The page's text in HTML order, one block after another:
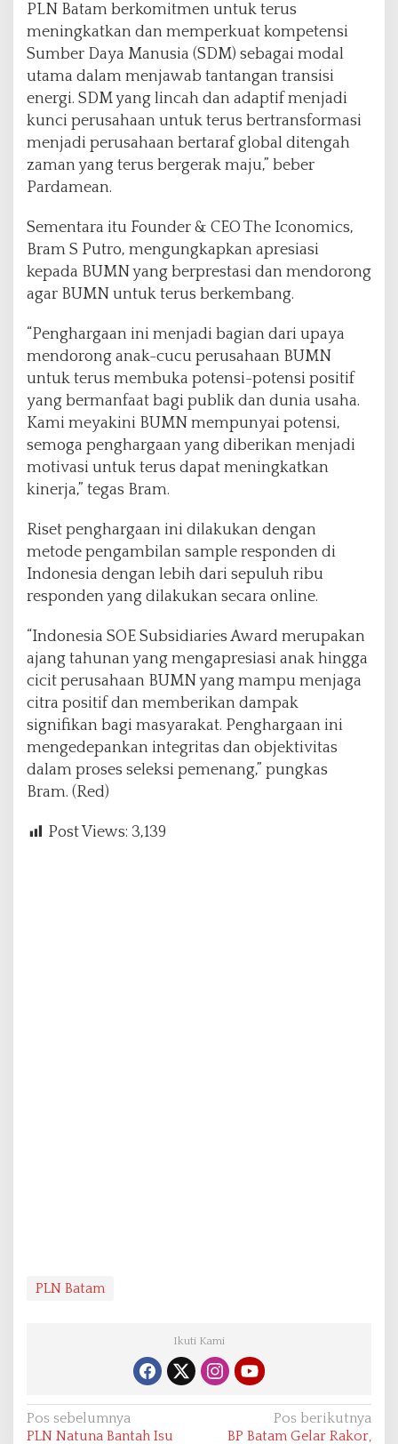
PLN Batam berkomitmen untuk terus
meningkatkan dan memperkuat kompetensi
Sumber Daya Manusia (SDM) sebagai modal
utama dalam menjawab tantangan transisi
energi. SDM yang lincah dan adaptif menjadi
kunci perusahaan untuk terus bertransformasi
menjadi perusahaan bertaraf global ditengah
zaman yang terus bergerak maju,” beber
Pardamean.
Sementara itu Founder & CEO The Iconomics,
Bram S Putro, mengungkapkan apresiasi
kepada BUMN yang berprestasi dan mendorong
agar BUMN untuk terus berkembang.
“Penghargaan ini menjadi bagian dari upaya
mendorong anak-cucu perusahaan BUMN
untuk terus membuka potensi-potensi positif
yang bermanfaat bagi publik dan dunia usaha.
Kami meyakini BUMN mempunyai potensi,
semoga penghargaan yang diberikan menjadi
motivasi untuk terus dapat meningkatkan
kinerja,” tegas Bram.
Riset penghargaan ini dilakukan dengan
metode pengambilan sample responden di
Indonesia dengan lebih dari sepuluh ribu
responden yang dilakukan secara online.
“Indonesia SOE Subsidiaries Award merupakan
ajang tahunan yang mengapresiasi anak hingga
cicit perusahaan BUMN yang mampu menjaga
citra positif dan memberikan dampak
signifikan bagi masyarakat. Penghargaan ini
mengedepankan integritas dan objektivitas
dalam proses seleksi pemenang,” pungkas
Bram. (Red)
Post Views: 3,139
PLN Batam
Ikuti Kami
N
Pos sebelumnya
PLN Natuna Bantah Isu
Pos berikutnya
BP Batam Gelar Rakor,